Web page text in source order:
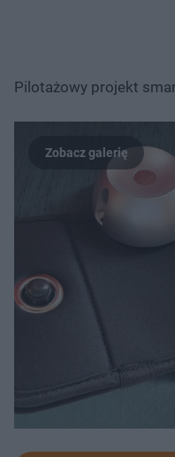
Pilotażowy projekt